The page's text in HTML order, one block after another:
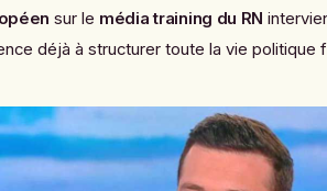
sur le média training du RN
déjà à structurer toute la vie politique